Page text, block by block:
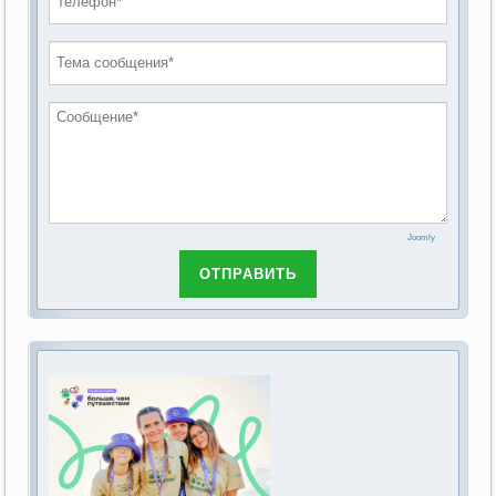
обсуждению Федерального закона Российской
основах социального обслуживания граждан в
2019 год
2018 год
Joomly
ОТПРАВИТЬ